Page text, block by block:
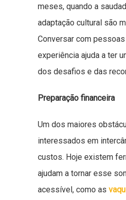
meses, quando a
adaptação cultural são
Conversar com
experiência ajuda a ter
dos desafios e das
Preparação financeira
Um dos maiores
interessados em
custos. Hoje existem
ajudam a tornar esse
acessível, como as